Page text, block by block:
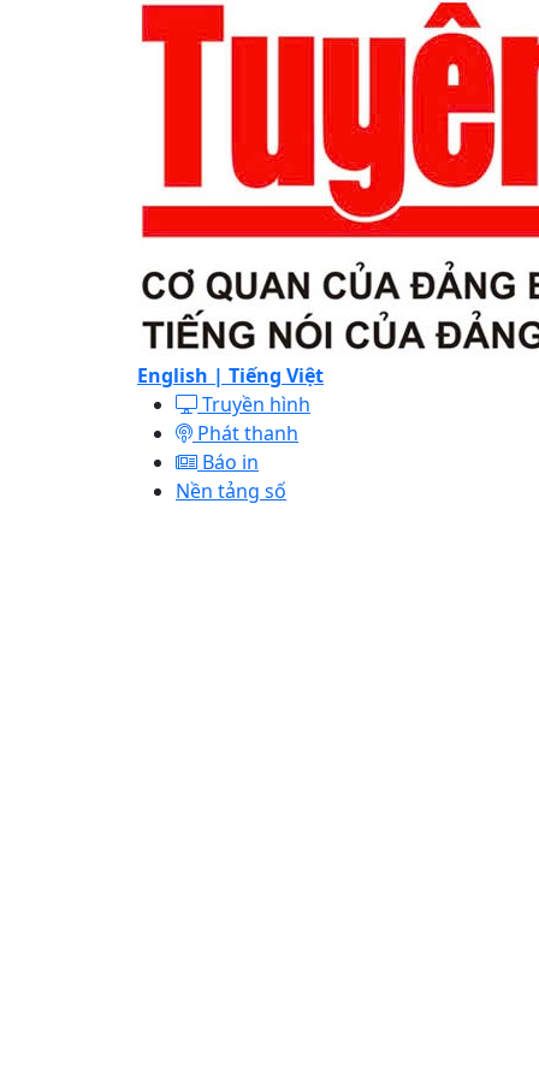
English | Tiếng Việt
Truyền hình
Phát thanh
Báo in
Nền tảng số